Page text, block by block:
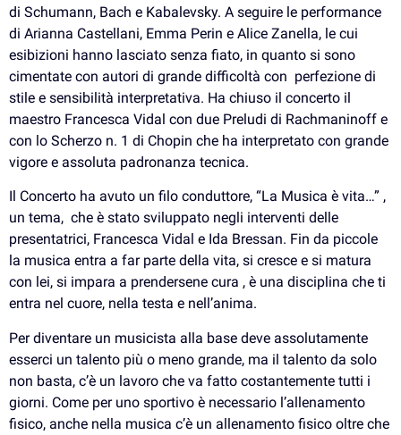
di Schumann, Bach e Kabalevsky. A seguire le performance
di Arianna Castellani, Emma Perin e Alice Zanella, le cui
esibizioni hanno lasciato senza fiato, in quanto si sono
cimentate con autori di grande difficoltà con perfezione di
stile e sensibilità interpretativa. Ha chiuso il concerto il
maestro Francesca Vidal con due Preludi di Rachmaninoff e
con lo Scherzo n. 1 di Chopin che ha interpretato con grande
vigore e assoluta padronanza tecnica.
Il Concerto ha avuto un filo conduttore, “La Musica è vita…” ,
un tema, che è stato sviluppato negli interventi delle
presentatrici, Francesca Vidal e Ida Bressan. Fin da piccole
la musica entra a far parte della vita, si cresce e si matura
con lei, si impara a prendersene cura , è una disciplina che ti
entra nel cuore, nella testa e nell’anima.
Per diventare un musicista alla base deve assolutamente
esserci un talento più o meno grande, ma il talento da solo
non basta, c’è un lavoro che va fatto costantemente tutti i
giorni. Come per uno sportivo è necessario l’allenamento
fisico, anche nella musica c’è un allenamento fisico oltre che